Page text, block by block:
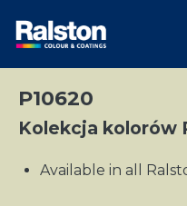
P10620
Kolekcja kolorów
Available in all